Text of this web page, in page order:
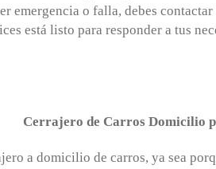
emergencia o falla, debes
está listo para responder a tus
Cerrajero de Carros Domicilio
a domicilio de carros, ya sea